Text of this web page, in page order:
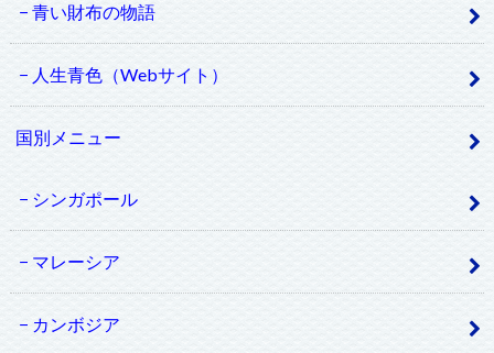
青い財布の物語
人生青色（Webサイト）
国別メニュー
シンガポール
マレーシア
カンボジア